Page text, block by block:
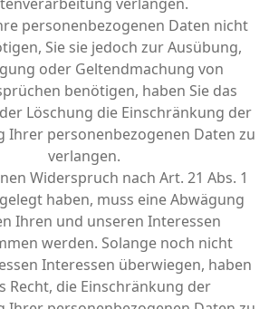
personenbezogenen Daten nicht
Sie sie jedoch zur Ausübung,
oder Geltendmachung von
benötigen, haben Sie das
Löschung die Einschränkung der
Ihrer personenbezogenen Daten zu
verlangen.
Widerspruch nach Art. 21 Abs. 1
haben, muss eine Abwägung
Ihren und unseren Interessen
werden. Solange noch nicht
Interessen überwiegen, haben
Recht, die Einschränkung der